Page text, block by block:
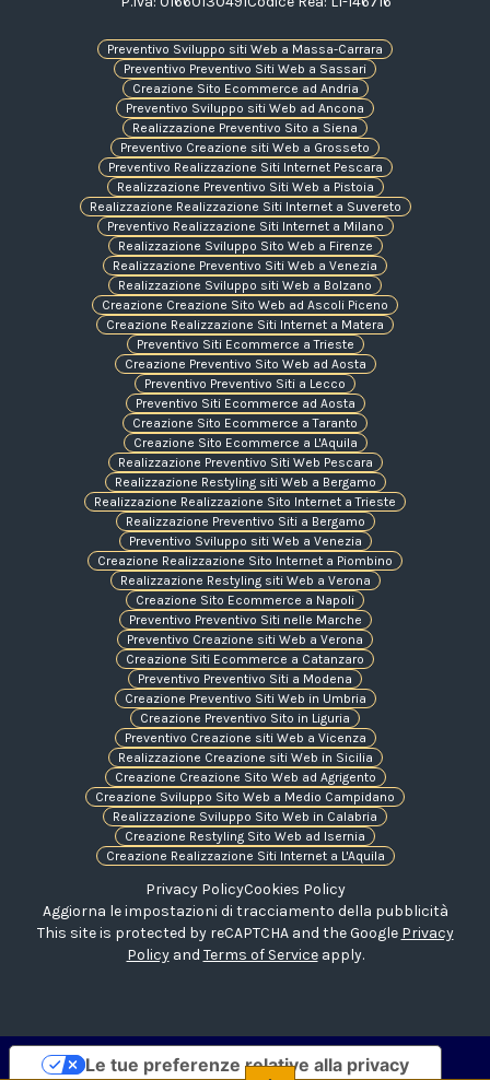
Preventivo Sviluppo siti Web a Massa-Carrara
Preventivo Preventivo Siti Web a Sassari
Creazione Sito Ecommerce ad Andria
Preventivo Sviluppo siti Web ad Ancona
Realizzazione Preventivo Sito a Siena
Preventivo Creazione siti Web a Grosseto
Preventivo Realizzazione Siti Internet Pescara
Realizzazione Preventivo Siti Web a Pistoia
Realizzazione Realizzazione Siti Internet a Suvereto
Preventivo Realizzazione Siti Internet a Milano
Realizzazione Sviluppo Sito Web a Firenze
Realizzazione Preventivo Siti Web a Venezia
Realizzazione Sviluppo siti Web a Bolzano
Creazione Creazione Sito Web ad Ascoli Piceno
Creazione Realizzazione Siti Internet a Matera
Preventivo Siti Ecommerce a Trieste
Creazione Preventivo Sito Web ad Aosta
Preventivo Preventivo Siti a Lecco
Preventivo Siti Ecommerce ad Aosta
Creazione Sito Ecommerce a Taranto
Creazione Sito Ecommerce a L'Aquila
Realizzazione Preventivo Siti Web Pescara
Realizzazione Restyling siti Web a Bergamo
Realizzazione Realizzazione Sito Internet a Trieste
Realizzazione Preventivo Siti a Bergamo
Preventivo Sviluppo siti Web a Venezia
Creazione Realizzazione Sito Internet a Piombino
Realizzazione Restyling siti Web a Verona
Creazione Sito Ecommerce a Napoli
Preventivo Preventivo Siti nelle Marche
Preventivo Creazione siti Web a Verona
Creazione Siti Ecommerce a Catanzaro
Preventivo Preventivo Siti a Modena
Creazione Preventivo Siti Web in Umbria
Creazione Preventivo Sito in Liguria
Preventivo Creazione siti Web a Vicenza
Realizzazione Creazione siti Web in Sicilia
Creazione Creazione Sito Web ad Agrigento
Creazione Sviluppo Sito Web a Medio Campidano
Realizzazione Sviluppo Sito Web in Calabria
Creazione Restyling Sito Web ad Isernia
Creazione Realizzazione Siti Internet a L'Aquila
Privacy PolicyCookies Policy
Aggiorna le impostazioni di tracciamento della pubblicità
This site is protected by reCAPTCHA and the Google Privacy
Policyand Terms of Serviceapply.
Le tue preferenze relative alla privacy